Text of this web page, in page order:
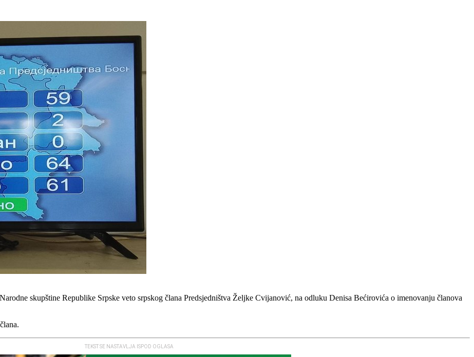
skupštine Republike Srpske veto srpskog člana Predsjedništva Željke Cvijanović, na odluku Denisa Bećirovića o imenovanju članova
TEKST SE NASTAVLJA ISPOD OGLASA